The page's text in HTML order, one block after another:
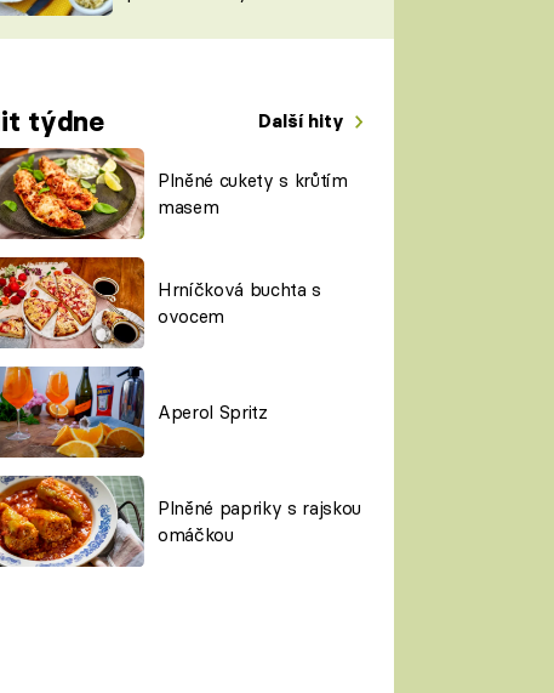
týdne Další hity
Plněné cukety s krůtím
masem
Hrníčková buchta s
ovocem
Aperol Spritz
Plněné papriky s rajskou
omáčkou